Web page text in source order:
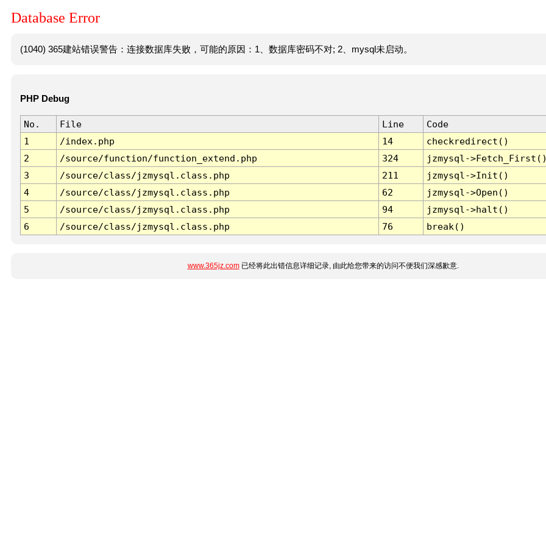
Database Error
(1040) 365建站错误警告：连接数据库失败，可能的原因：1、数据库密码不对; 2、mysql未启动。
PHP Debug
No. File Line
Code
1
/index.php 14
checkredirect()
2
/source/function/function_extend.php 324
jzmysql-
3
/source/class/jzmysql.class.php 211
jzmysql->Init()
4
/source/class/jzmysql.class.php 62
jzmysql->Open()
5
/source/class/jzmysql.class.php 94
jzmysql->halt()
6
/source/class/jzmysql.class.php 76 break()
www.365jz.com已经将此出错信息详细记录, 由此给您带来的访问不便我们深感歉意.